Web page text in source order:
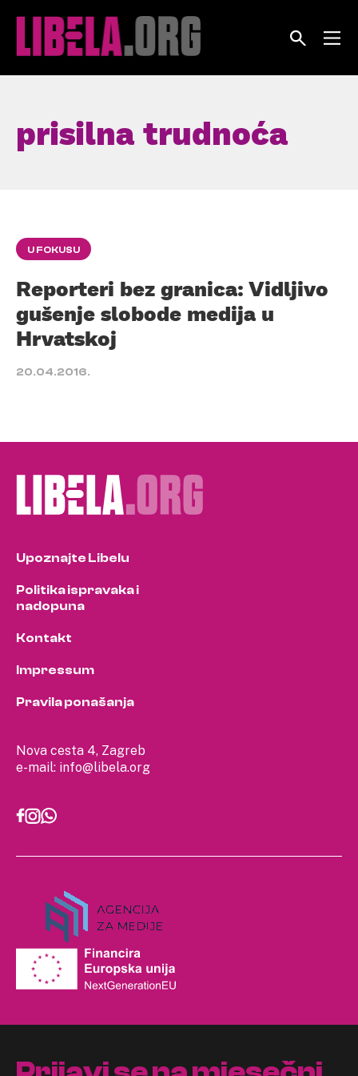
prisilna trudnoća
U FOKUSU
Reporteri bez granica: Vidljivo
gušenje slobode medija u
Hrvatskoj
20.04.2016.
Nova cesta 4, Zagreb
e-mail: info@libela.org
Upoznajte Libelu
Politika ispravaka i
nadopuna
Kontakt
Impressum
Pravila ponašanja